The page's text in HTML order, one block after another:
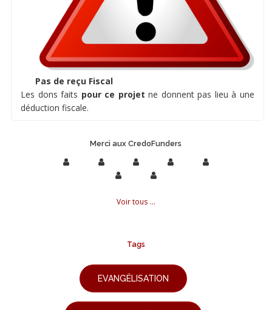
Pas de reçu Fiscal
Les dons faits pour ce projet ne donnent pas lieu à une
déduction fiscale.
Merci aux CredoFunders
Voir tous ...
Tags
EVANGÉLISATION